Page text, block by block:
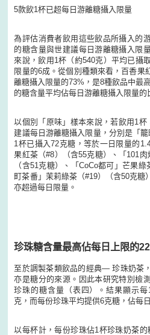
5款飲1杯已超每日游離糖攝入限量
為評估消費者飲用這些飲品所攝入的
的糖含量與世建議每日游離糖攝入限
來說，飲用1杯（約540克）平均已攝
限量的6成。從個別種類來看，百香果
離糖攝入限量的73%，是8種飲品中最
的糖含量平均佔每日游離糖攝入限量的
以個別「原味」樣本來說，若飲用1
建議每日游離糖攝入限量，分別是「
1杯已攝入72克糖，等於一日限量的
果紅茶（#8）（含55克糖）、「101肉
（含51克糖）、「CoCo都可」芒果
町茶番」茉莉綠茶（#19）（含50克糖
亦超過每日限量。
珍珠糖含量最高佔每日上限的
至於調製茶類飲品的經典— 珍珠奶茶
亦是糖分的來源。因此本研究特別檢
珍珠的糖含量（表四）。結果顯示
克，而每份珍珠平均提供6克糖，佔每
以每杯計，每份珍珠佔1杯珍珠奶茶